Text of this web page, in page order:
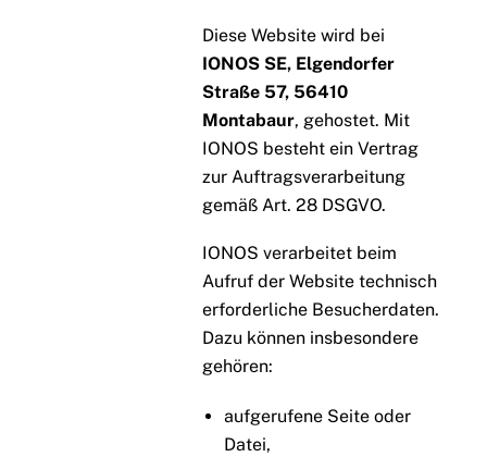
Diese Website wird bei
IONOS SE, Elgendorfer
Straße 57, 56410
Montabaur, gehostet. Mit
IONOS besteht ein Vertrag
zur Auftragsverarbeitung
gemäß Art. 28 DSGVO.
IONOS verarbeitet beim
Aufruf der Website technisch
erforderliche Besucherdaten.
Dazu können insbesondere
gehören:
aufgerufene Seite oder
Datei,